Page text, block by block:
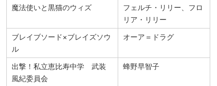
魔法使いと黒猫のウィズ
フェルチ・リリー、フロ
リア・リリー
ブレイブソード×ブレイズソウ
ル
オーア＝ドラグ
出撃！私立恵比寿中学 武装
風紀委員会
蜂野早智子